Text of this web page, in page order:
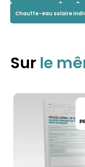
Chauffe-eau solaire
Sur le